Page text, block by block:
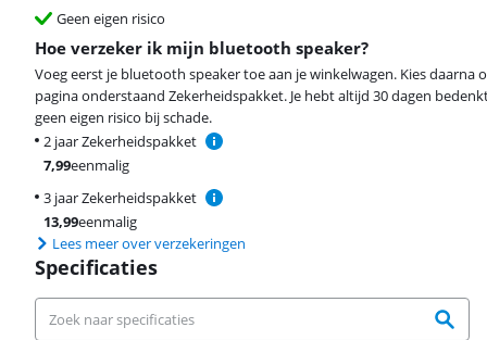
Geen eigen risico
Hoe verzeker ik mijn bluetooth speaker?
Voeg eerst je bluetooth speaker toe aan je winkelwagen. Kies daarna
pagina onderstaand Zekerheidspakket. Je hebt altijd 30 dagen
geen eigen risico bij schade.
2 jaar Zekerheidspakket
7,99eenmalig
3 jaar Zekerheidspakket
13,99eenmalig
Lees meer over verzekeringen
Specificaties